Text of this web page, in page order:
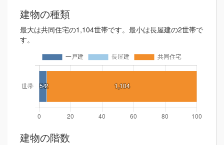
建物の種類
最大は共同住宅の1,104世帯です。最小は長屋建の2世帯で
す。
建物の階数